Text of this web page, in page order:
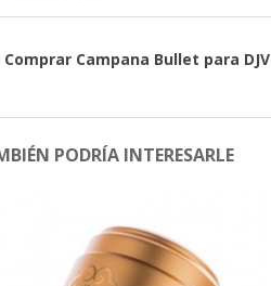
Comprar Campana Bullet para DJV
PODRÍA INTERESARLE